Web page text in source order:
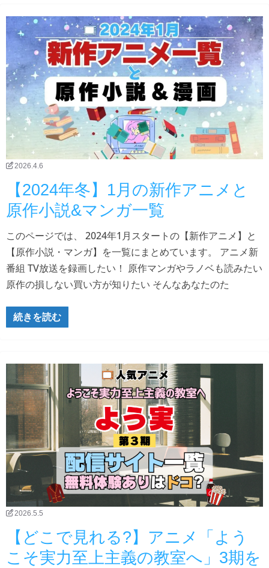
2026.4.6
【2024年冬】1月の新作アニメと
原作小説&マンガ一覧
このページでは、 2024年1月スタートの【新作アニメ】と
【原作小説・マンガ】を一覧にまとめています。 アニメ新
番組 TV放送を録画したい！ 原作マンガやラノベも読みたい
原作の損しない買い方が知りたい そんなあなたのた
続きを読む
2026.5.5
【どこで見れる?】アニメ「よう
こそ実力至上主義の教室へ」3期を